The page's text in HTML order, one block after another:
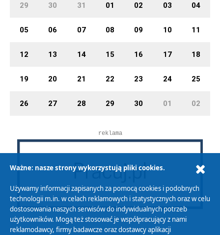
29 30 31 01 02 03 04
05 06 07 08 09 10 11
12 13 14 15 16 17 18
19 20 21 22 23 24 25
26 27 28 29 30 01 02
reklama
Ważne: nasze strony wykorzystują pliki cookies.
Używamy informacji zapisanych za pomocą cookies i podobnych
technologii m.in. w celach reklamowych i statystycznych oraz w celu
dostosowania naszych serwisów do indywidualnych potrzeb
użytkowników. Mogą też stosować je współpracujący z nami
reklamodawcy, firmy badawcze oraz dostawcy aplikacji